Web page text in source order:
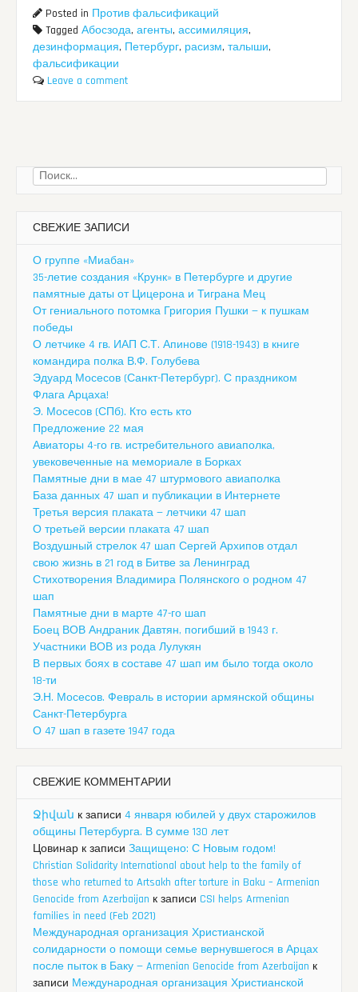
Posted in Против фальсификаций
TaggedАбосзода,агенты,ассимиляция,
дезинформация, Петербург, расизм,талыши,
фальсификации
Leave a comment
Найти:
СВЕЖИЕ ЗАПИСИ
О группе «Миабан»
35-летие создания «Крунк» в Петербурге и другие
памятные даты от Цицерона и Тиграна Мец
От гениального потомка Григория Пушки — к пушкам
победы
О летчике 4 гв. ИАП С.Т. Апинове (1918-1943) в книге
командира полка В.Ф. Голубева
Эдуард Мосесов (Санкт-Петербург). С праздником
Флага Арцаха!
Э. Мосесов (СПб). Кто есть кто
Предложение 22 мая
Авиаторы 4-го гв. истребительного авиаполка,
увековеченные на мемориале в Борках
Памятные дни в мае 47 штурмового авиаполка
База данных 47 шап и публикации в Интернете
Третья версия плаката — летчики 47 шап
О третьей версии плаката 47 шап
Воздушный стрелок 47 шап Сергей Архипов отдал
свою жизнь в 21 год в Битве за Ленинград
Стихотворения Владимира Полянского о родном 47
шап
Памятные дни в марте 47-го шап
Боец ВОВ Андраник Давтян, погибший в 1943 г.
Участники ВОВ из рода Лулукян
В первых боях в составе 47 шап им было тогда около
18-ти
Э.Н. Мосесов. Февраль в истории армянской общины
Санкт-Петербурга
О 47 шап в газете 1947 года
СВЕЖИЕ КОММЕНТАРИИ
Ջիվան к записи 4 января юбилей у двух старожилов
общины Петербурга. В сумме 130 лет
Цовинар к записи Защищено: С Новым годом!
Christian Solidarity International about help to the family of
those who returned to Artsakh after torture in Baku – Armenian
Genocide from Azerbaijan к записи CSI helps Armenian
families in need (Feb 2021)
Международная организация Христианской
солидарности о помощи семье вернувшегося в Арцах
после пыток в Баку — Armenian Genocide from Azerbaijan к
записи Международная организация Христианской